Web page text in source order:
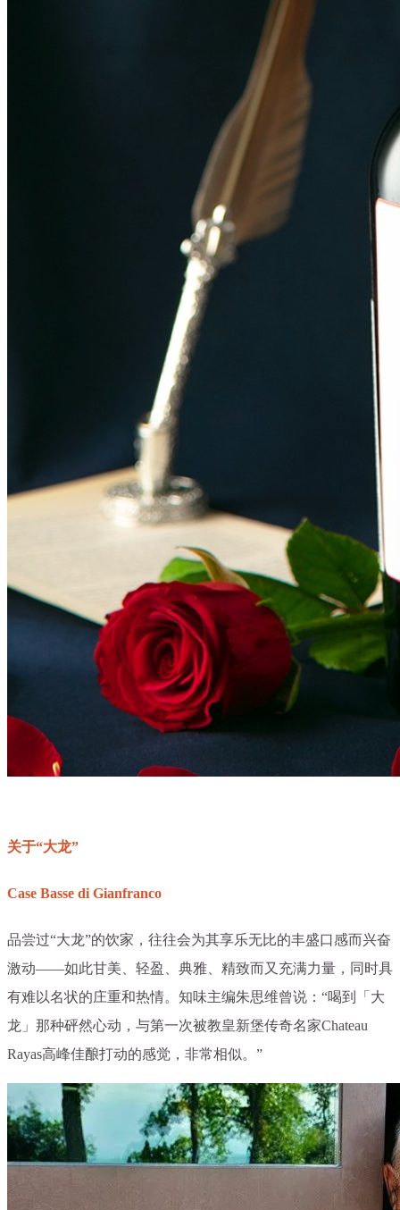
关于“大龙”
Case Basse di Gianfranco
品尝过“大龙”的饮家，往往会为其享乐无比的丰盛口感而兴奋
激动——如此甘美、轻盈、典雅、精致而又充满力量，同时具
有难以名状的庄重和热情。知味主编朱思维曾说：“喝到「大
龙」那种砰然心动，与第一次被教皇新堡传奇名家Chateau
Rayas高峰佳酿打动的感觉，非常相似。”